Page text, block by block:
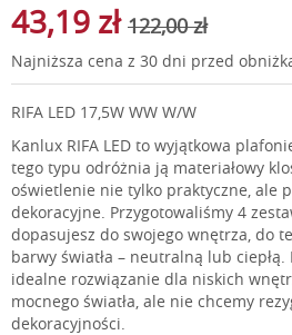
43,19 zł 122,00 zł
Najniższa cena z 30 dni przed
RIFA LED 17,5W WW W/W
Kanlux RIFA LED to wyjątkowa
tego typu odróżnia ją materiałowy
oświetlenie nie tylko praktyczne, ale
dekoracyjne. Przygotowaliśmy 4
dopasujesz do swojego wnętrza, do
barwy światła – neutralną lub ciepłą.
idealne rozwiązanie dla niskich
mocnego światła, ale nie chcemy
dekoracyjności.